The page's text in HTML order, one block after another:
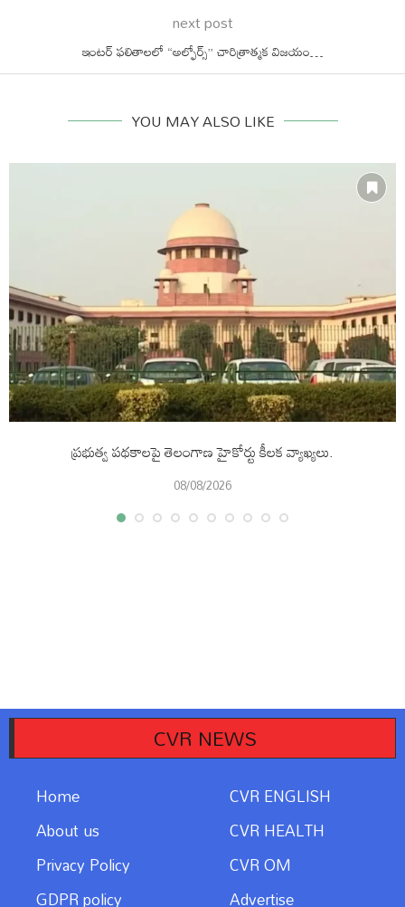
next post
ఇంటర్ ఫలితాలలో “అల్ఫోర్స్” చారిత్రాత్మక విజయం…
YOU MAY ALSO LIKE
ప్రభుత్వ పథకాలపై తెలంగాణ హైకోర్టు కీలక వ్యాఖ్యలు.
08/08/2026
CVR NEWS
Home
CVR ENGLISH
About us
CVR HEALTH
Privacy Policy
CVR OM
GDPR policy
Advertise